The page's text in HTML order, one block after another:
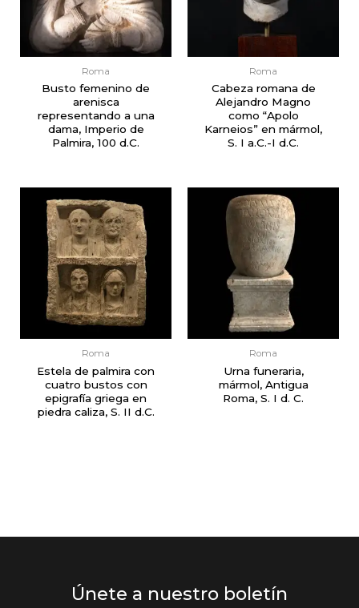
Roma
Busto femenino de
arenisca
representando a una
dama, Imperio de
Palmira, 100 d.C.
Roma
Cabeza romana de
Alejandro Magno
como “Apolo
Karneios” en mármol,
S. I a.C.-I d.C.
Roma
Estela de palmira con
cuatro bustos con
epigrafía griega en
piedra caliza, S. II d.C.
Roma
Urna funeraria,
mármol, Antigua
Roma, S. I d. C.
Únete a nuestro boletín